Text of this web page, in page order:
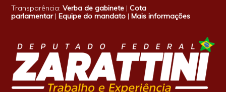
Transparência:Verba de gabinete |Cota
parlamentar|Equipe do mandato |Mais informações